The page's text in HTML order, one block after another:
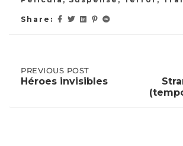
Share:
Post
PREVIOUS
POST:
PREVIOUS POST
Héroes invisibles
STRANGER
THINGS